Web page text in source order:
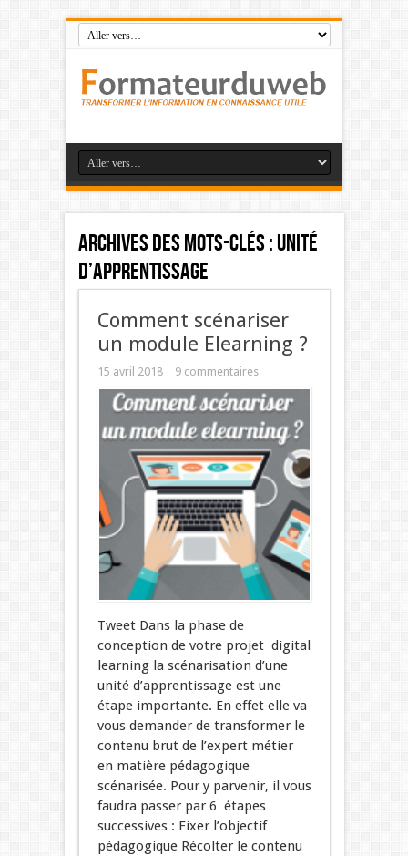
Archives des mots-clés :unité
d’apprentissage
Comment scénariser
un module Elearning ?
15 avril 2018 9 commentaires
Tweet Dans la phase de
conception de votre projet digital
learning la scénarisation d’une
unité d’apprentissage est une
étape importante. En effet elle va
vous demander de transformer le
contenu brut de l’expert métier
en matière pédagogique
scénarisée. Pour y parvenir, il vous
faudra passer par 6 étapes
successives : Fixer l’objectif
pédagogique Récolter le contenu